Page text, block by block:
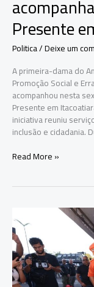
Presente
Politica/Deixe um
A primeira-dama do
Promoção Social e
acompanhou nesta
Presente em
iniciativa reuniu
inclusão e cidadania.
Primeira-
ações
do
Governo
Presente
em
Itacoatiara
Read More »